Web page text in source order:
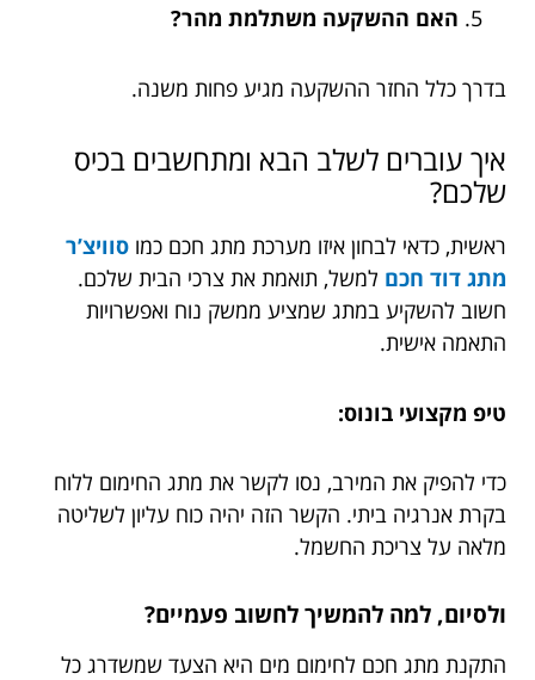
האם ההשקעה משתלמת מהר?
בדרך כלל החזר ההשקעה מגיע פחות משנה.
איך עוברים לשלב הבא ומתחשבים בכיס
שלכם?
ראשית, כדאי לבחון איזו מערכת מתג חכם כמו סוויצ’ר
מתג דוד חכם למשל, תואמת את צרכי הבית שלכם.
חשוב להשקיע במתג שמציע ממשק נוח ואפשרויות
התאמה אישית.
טיפ מקצועי בונוס:
כדי להפיק את המירב, נסו לקשר את מתג החימום ללוח
בקרת אנרגיה ביתי. הקשר הזה יהיה כוח עליון לשליטה
מלאה על צריכת החשמל.
ולסיום, למה להמשיך לחשוב פעמיים?
התקנת מתג חכם לחימום מים היא הצעד שמשדרג כל